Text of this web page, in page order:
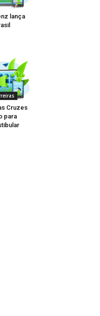
lança
Cruzes
para